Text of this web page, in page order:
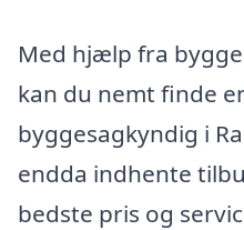
Med hjælp fra
kan du nemt finde
byggesagkyndig i
endda indhente
bedste pris og